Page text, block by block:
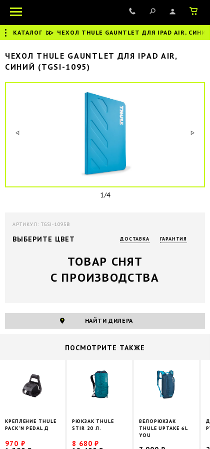
КАТАЛОГ |ЧЕХОЛ THULE GAUNTLET ДЛЯ IPAD AIR, СИНИЙ
ЧЕХОЛ THULE GAUNTLET ДЛЯ IPAD AIR,
СИНИЙ (TGSI-1095)
1/4
АРТИКУЛ: TGSI-1095B
ДОСТАВКА ГАРАНТИЯ
ВЫБЕРИТЕ ЦВЕТ
ТОВАР СНЯТ
С ПРОИЗВОДСТВА
НАЙТИ ДИЛЕРА
ПОCМОТРИТЕ ТАКЖЕ
КРЕПЛЕНИЕ THULE
PACK'N PEDAL Д
970 ₽
РЮКЗАК THULE
STIR 20 Л.
8 680 ₽
ВЕЛОРЮКЗАК
THULE UPTAKE 6L
YOU